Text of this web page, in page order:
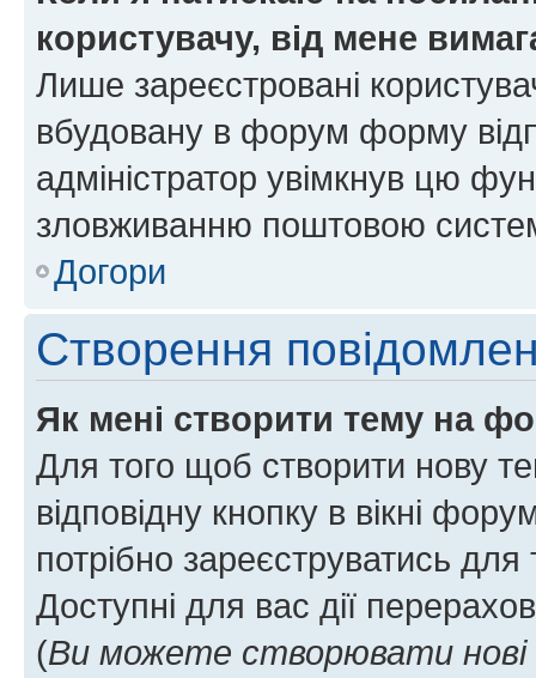
користувачу, від мене
Лише зареєстровані
вбудовану в форум форму
адміністратор увімкнув цю
зловживанню поштовою
Догори
Створення
Як мені створити тему на
Для того щоб створити нову
відповідну кнопку в вікні
потрібно зареєструватись
Доступні для вас дії
(Ви можете створювати